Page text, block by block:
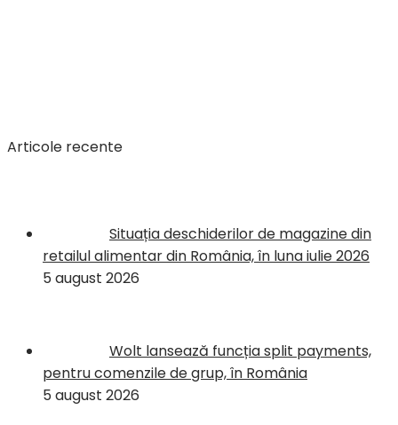
Articole recente
Situația deschiderilor de magazine din
retailul alimentar din România, în luna iulie 2026
5 august 2026
Wolt lansează funcția split payments,
pentru comenzile de grup, în România
5 august 2026